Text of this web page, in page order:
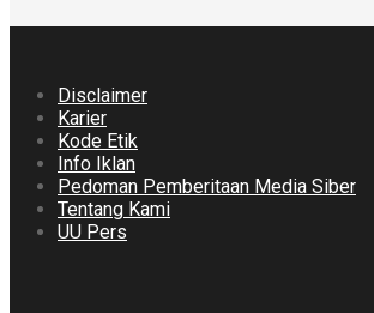
Disclaimer
Karier
Kode Etik
Info Iklan
Pedoman Pemberitaan Media Siber
Tentang Kami
UU Pers